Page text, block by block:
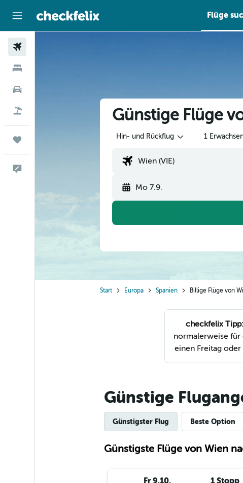
Flüge
Günstige Flüge
Hin- und Rückflug 1
Mo 7.9.
Start Europa Spanien Billige Flüge von
checkfelix Tipp:
normalerweise für
einen Freitag
Günstige
Günstigster Flug Beste Option
Günstigste Flüge von Wien
Fr 9.10. 1 Stopp